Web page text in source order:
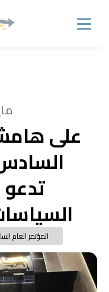
مايو
على
المؤتمر العام